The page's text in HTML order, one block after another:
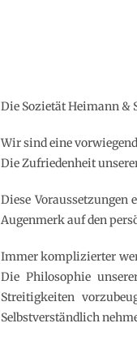
Die Sozietät Heimann &
Wir sind eine
Die Zufriedenheit
Diese
Augenmerk auf den
Immer komplizierter
Die Philosophie
Streitigkeiten
Selbstverständlich